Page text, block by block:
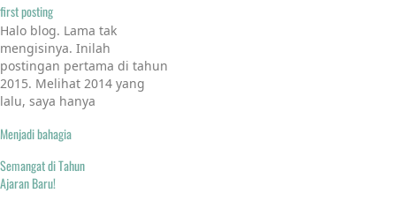
first posting
Halo blog. Lama tak
mengisinya. Inilah
postingan pertama di tahun
2015. Melihat 2014 yang
lalu, saya hanya
pertemuan saya
blogger, saya melihat ada
antusiasme yang luar biasa
Menjadi bahagia
Semangat di Tahun
Ajaran Baru!